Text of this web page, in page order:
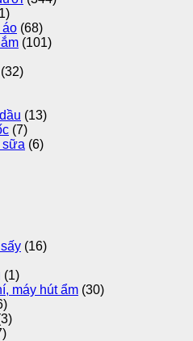
áo (68)
(101)
(32)
(13)
(7)
sữa (6)
(16)
(1)
máy hút ẩm (30)